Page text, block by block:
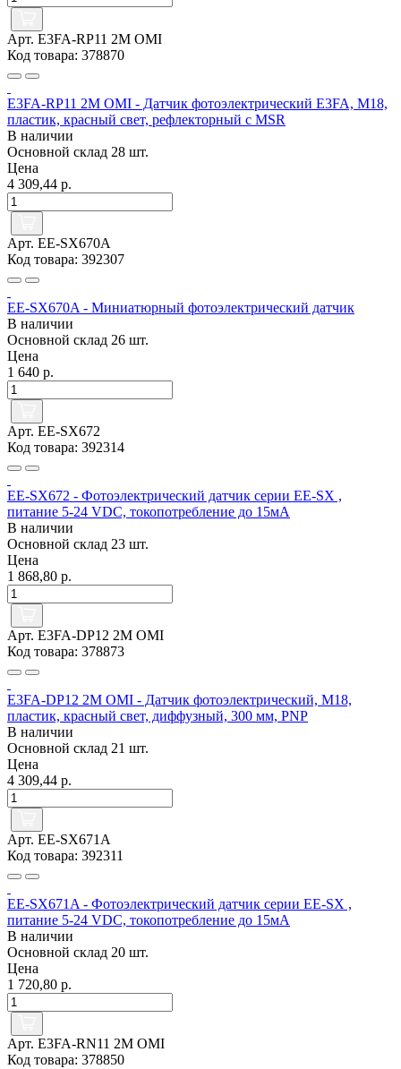
Арт. E3FA-RP11 2M OMI
Код товара: 378870
E3FA-RP11 2M OMI - Датчик фотоэлектрический E3FA, M18,
пластик, красный свет, рефлекторный с MSR
В наличии
Основной склад 28 шт.
Цена
4 309,44 р.
Арт. EE-SX670A
Код товара: 392307
EE-SX670A - Миниатюрный фотоэлектрический датчик
В наличии
Основной склад 26 шт.
Цена
1 640 р.
Арт. EE-SX672
Код товара: 392314
EE-SX672 - Фотоэлектрический датчик серии EE-SX ,
питание 5-24 VDC, токопотребление до 15мА
В наличии
Основной склад 23 шт.
Цена
1 868,80 р.
Арт. E3FA-DP12 2M OMI
Код товара: 378873
E3FA-DP12 2M OMI - Датчик фотоэлектрический, M18,
пластик, красный свет, диффузный, 300 мм, PNP
В наличии
Основной склад 21 шт.
Цена
4 309,44 р.
Арт. EE-SX671A
Код товара: 392311
EE-SX671A - Фотоэлектрический датчик серии EE-SX ,
питание 5-24 VDC, токопотребление до 15мА
В наличии
Основной склад 20 шт.
Цена
1 720,80 р.
Арт. E3FA-RN11 2M OMI
Код товара: 378850